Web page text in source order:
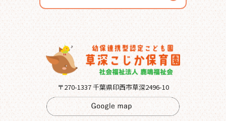
〒270-1337 千葉県印西市草深2496-10